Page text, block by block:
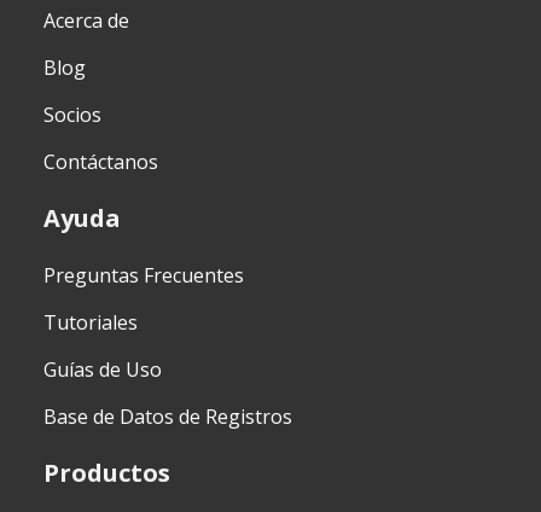
Acerca de
Blog
Socios
Contáctanos
Ayuda
Preguntas Frecuentes
Tutoriales
Guías de Uso
Base de Datos de Registros
Productos